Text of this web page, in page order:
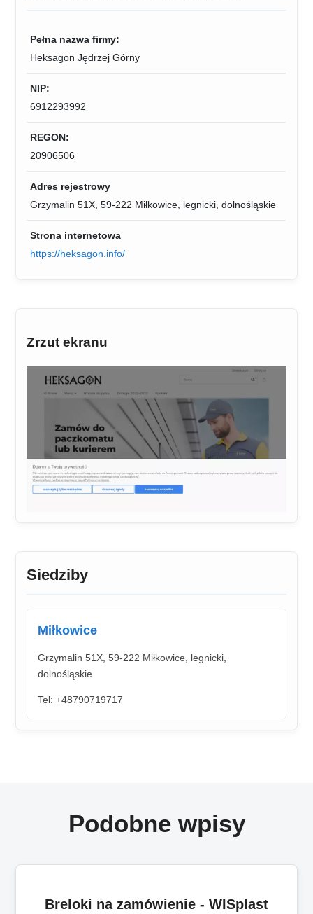
Pełna nazwa firmy:
Heksagon Jędrzej Górny
NIP:
6912293992
REGON:
20906506
Adres rejestrowy
Grzymalin 51X, 59-222 Miłkowice, legnicki, dolnośląskie
Strona internetowa
https://heksagon.info/
Zrzut ekranu
Siedziby
Miłkowice
Grzymalin 51X, 59-222 Miłkowice, legnicki,
dolnośląskie
Tel: +48790719717
Podobne wpisy
Breloki na zamówienie - WISplast